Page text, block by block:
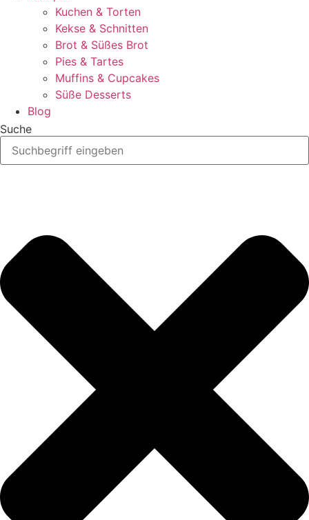
Kuchen & Torten
Kekse & Schnitten
Brot & Süßes Brot
Pies & Tartes
Muffins & Cupcakes
Süße Desserts
Blog
Suche